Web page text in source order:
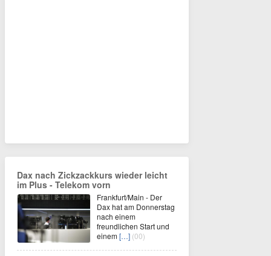
Dax nach Zickzackkurs wieder leicht
im Plus - Telekom vorn
Frankfurt/Main - Der
Dax hat am Donnerstag
nach einem
freundlichen Start und
einem[…] (00)